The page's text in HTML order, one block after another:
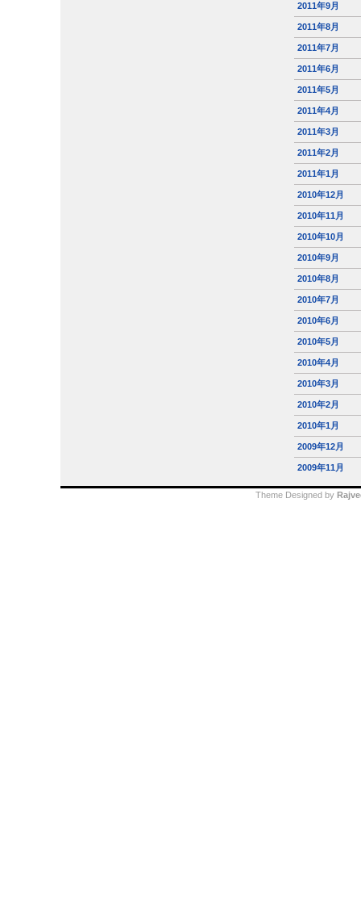
2011年9月
2011年8月
2011年7月
2011年6月
2011年5月
2011年4月
2011年3月
2011年2月
2011年1月
2010年12月
2010年11月
2010年10月
2010年9月
2010年8月
2010年7月
2010年6月
2010年5月
2010年4月
2010年3月
2010年2月
2010年1月
2009年12月
2009年11月
Theme Designed by